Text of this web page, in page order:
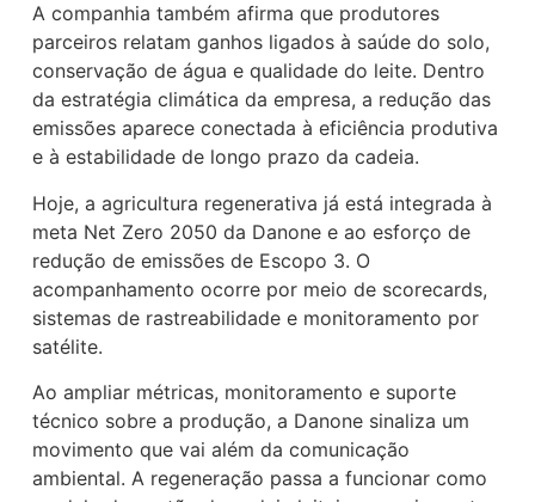
A companhia também afirma que produtores
parceiros relatam ganhos ligados à saúde do solo,
conservação de água e qualidade do leite. Dentro
da estratégia climática da empresa, a redução das
emissões aparece conectada à eficiência produtiva
e à estabilidade de longo prazo da cadeia.
Hoje, a agricultura regenerativa já está integrada à
meta Net Zero 2050 da Danone e ao esforço de
redução de emissões de Escopo 3. O
acompanhamento ocorre por meio de scorecards,
sistemas de rastreabilidade e monitoramento por
satélite.
Ao ampliar métricas, monitoramento e suporte
técnico sobre a produção, a Danone sinaliza um
movimento que vai além da comunicação
ambiental. A regeneração passa a funcionar como